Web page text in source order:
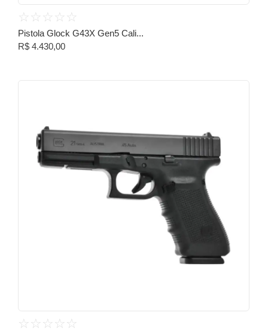
☆ ☆ ☆ ☆ ☆
Pistola Glock G43X Gen5 Cali...
R$ 4.430,00
☆ ☆ ☆ ☆ ☆